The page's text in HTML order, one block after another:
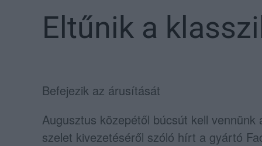
Eltűnik a
Befejezik az árusítását
Augusztus közepétől búcsút kell
szelet kivezetéséről szóló hírt a gyártó